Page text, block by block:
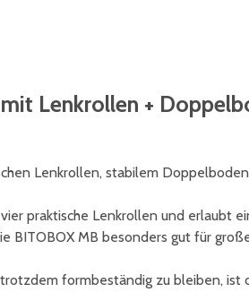
Lenkrollen +
Lenkrollen, stabilem
praktische Lenkrollen und erlaubt
BITOBOX MB besonders gut für
formbeständig zu bleiben, ist